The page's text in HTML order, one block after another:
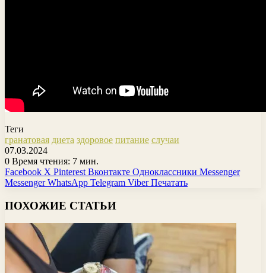
Теги
гранатовая диета здоровое питание случаи
07.03.2024
0 Время чтения: 7 мин.
Facebook X Pinterest Вконтакте Одноклассники Messenger
Messenger WhatsApp Telegram Viber Печатать
ПОХОЖИЕ СТАТЬИ